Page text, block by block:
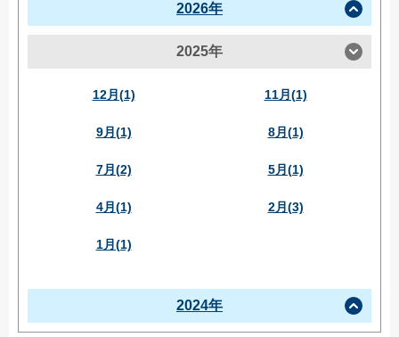
2026年
2025年
12月(1) 11月(1)
9月(1) 8月(1)
7月(2) 5月(1)
4月(1) 2月(3)
1月(1)
2024年